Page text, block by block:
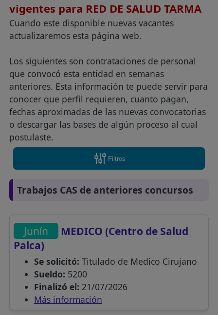
vigentes para RED DE SALUD TARMA
Cuando este disponible nuevas vacantes
actualizaremos esta página web.
Los siguientes son contrataciones de personal
que convocó esta entidad en semanas
anteriores. Esta información te puede servir para
conocer que perfil requieren, cuanto pagan,
fechas aproximadas de las nuevas convocatorias
o descargar las bases de algún proceso al cual
postulaste.
Filtros
Trabajos CAS de anteriores concursos
Junín
MEDICO (Centro de Salud
Palca)
Se solicitó: Titulado de Medico Cirujano
Sueldo: 5200
Finalizó el: 21/07/2026
Más información